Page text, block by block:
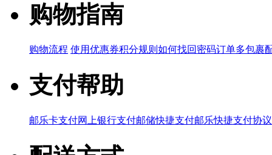
购物指南
购物流程 使用优惠券积分规则 如何找回密码订单多包裹
支付帮助
邮乐卡支付网上银行支付邮储快捷支付邮乐快捷支付协议